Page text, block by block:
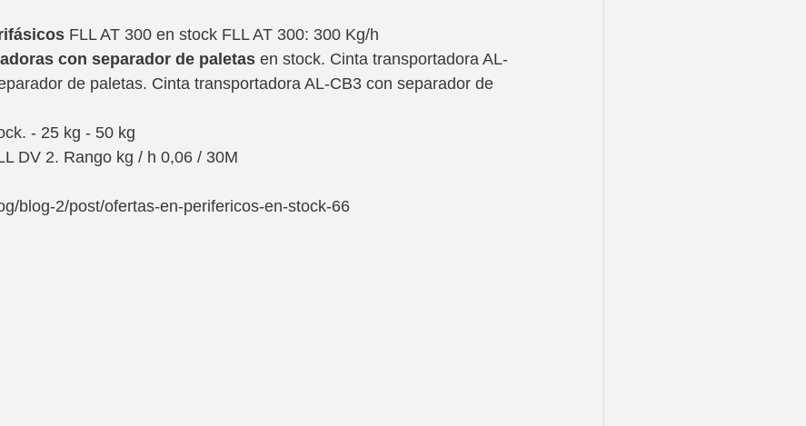
FLL AT 300 en stock FLL AT 300: 300 Kg/h
con separador de paletas en stock. Cinta transportadora AL-
de paletas. Cinta transportadora AL-CB3 con separador de
- 25 kg - 50 kg
DV 2. Rango kg / h 0,06 / 30M
blog-2/post/ofertas-en-perifericos-en-stock-66